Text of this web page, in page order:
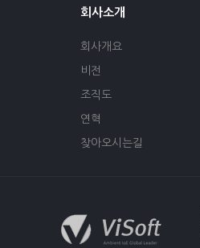
회사소개
회사개요
비전
조직도
연혁
찾아오시는길